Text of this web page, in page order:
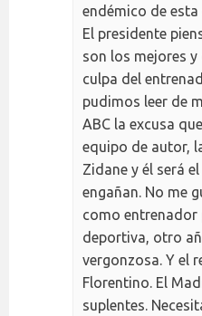
endémico de
El presidente
son los mejores
culpa del
pudimos leer de
ABC la excusa
equipo de autor,
Zidane y él será
engañan. No me
como entrenador
deportiva, otro
vergonzosa. Y el
Florentino. El
suplentes.